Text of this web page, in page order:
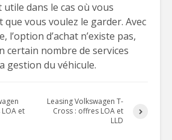
dans le cas où vous
que vous voulez le garder. Avec
l’option d’achat n’existe pas,
certain nombre de services
gestion du véhicule.
et
Leasing Volkswagen T-
Cross : offres LOA et
LLD